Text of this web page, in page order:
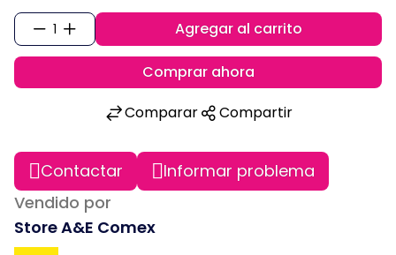
1 Agregar al carrito
Comprar ahora
Comparar
Compartir
Contactar
Informar problema
Vendido por
Store A&E Comex